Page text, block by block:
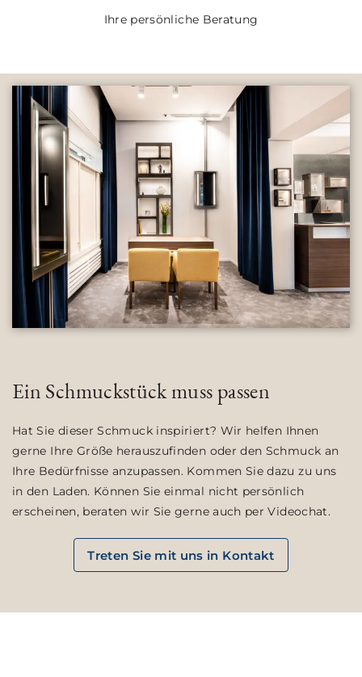
Ihre persönliche Beratung
Ein Schmuckstück muss passen
Hat Sie dieser Schmuck inspiriert? Wir helfen Ihnen
gerne Ihre Größe herauszufinden oder den Schmuck an
Ihre Bedürfnisse anzupassen. Kommen Sie dazu zu uns
in den Laden. Können Sie einmal nicht persönlich
erscheinen, beraten wir Sie gerne auch per Videochat.
Treten Sie mit uns in Kontakt